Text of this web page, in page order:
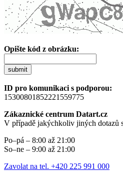
Opište kód z obrázku:
submit
ID pro komunikaci s podporou:
15300801852221559775
Zákaznické centrum Datart.cz
V případě jakýchkoliv jiných dotazů
Po–pá – 8:00 až 21:00
So–ne – 9:00 až 21:00
Zavolat na tel. +420 225 991 000